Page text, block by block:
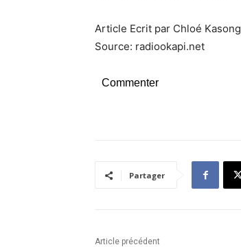
Article Ecrit par Chloé Kasong
Source: radiookapi.net
Commenter
Partager
Article précédent